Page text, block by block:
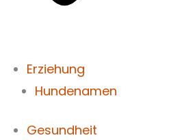
Erziehung
Hundenamen
Gesundheit